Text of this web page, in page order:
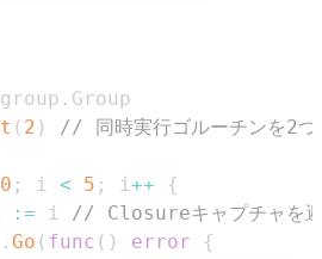
.
( 2 ) // 同時実行ゴルーチンを2つ
0 ; i < 5 ; i++
{
:= i // Closureキャプチャを
. Go ( func ( ) error
{